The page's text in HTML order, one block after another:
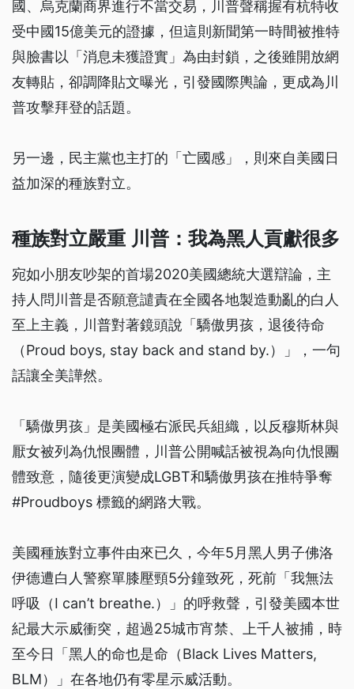
國、烏克蘭商界進行不當交易，川普聲稱握有杭特收
受中國15億美元的證據，但這則新聞第一時間被推特
與臉書以「消息未獲證實」為由封鎖，之後雖開放網
友轉貼，卻調降貼文曝光，引發國際輿論，更成為川
普攻擊拜登的話題。
另一邊，民主黨也主打的「亡國感」，則來自美國日
益加深的種族對立。
種族對立嚴重 川普：我為黑人貢獻很多
宛如小朋友吵架的首場2020美國總統大選辯論，主
持人問川普是否願意譴責在全國各地製造動亂的白人
至上主義，川普對著鏡頭說「驕傲男孩，退後待命
（Proud boys, stay back and stand by.）」，一句
話讓全美譁然。
「驕傲男孩」是美國極右派民兵組織，以反穆斯林與
厭女被列為仇恨團體，川普公開喊話被視為向仇恨團
體致意，隨後更演變成LGBT和驕傲男孩在推特爭奪
#Proudboys 標籤的網路大戰。
美國種族對立事件由來已久，今年5月黑人男子佛洛
伊德遭白人警察單膝壓頸5分鐘致死，死前「我無法
呼吸（I can’t breathe.）」的呼救聲，引發美國本世
紀最大示威衝突，超過25城市宵禁、上千人被捕，時
至今日「黑人的命也是命（Black Lives Matters,
BLM）」在各地仍有零星示威活動。